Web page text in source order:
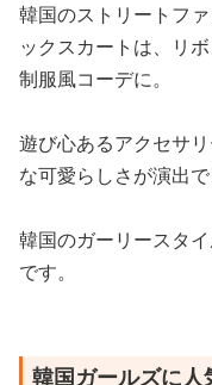
韓国のストリートフ
ックスカートは、リ
制服風コーデに。
遊び心あるアクセサ
な可愛らしさが演出で
韓国のガーリースタ
です。
韓国ガールズに人